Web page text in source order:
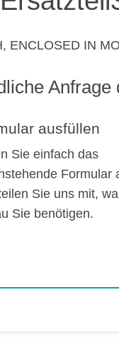
ENCLOSED IN
Anfrage
ausfüllen
Sie einfach das
Formular
Sie uns mit,
Sie benötigen.